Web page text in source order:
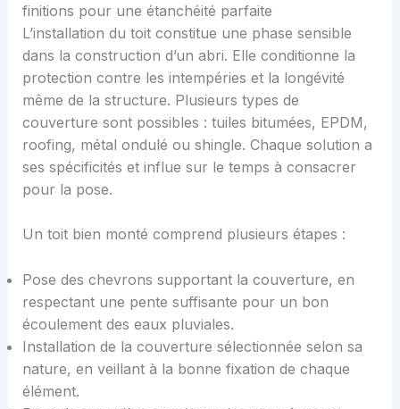
finitions pour une étanchéité parfaite
L’installation du toit constitue une phase sensible
dans la construction d’un abri. Elle conditionne la
protection contre les intempéries et la longévité
même de la structure. Plusieurs types de
couverture sont possibles : tuiles bitumées, EPDM,
roofing, métal ondulé ou shingle. Chaque solution a
ses spécificités et influe sur le temps à consacrer
pour la pose.
Un toit bien monté comprend plusieurs étapes :
Pose des chevrons supportant la couverture, en
respectant une pente suffisante pour un bon
écoulement des eaux pluviales.
Installation de la couverture sélectionnée selon sa
nature, en veillant à la bonne fixation de chaque
élément.